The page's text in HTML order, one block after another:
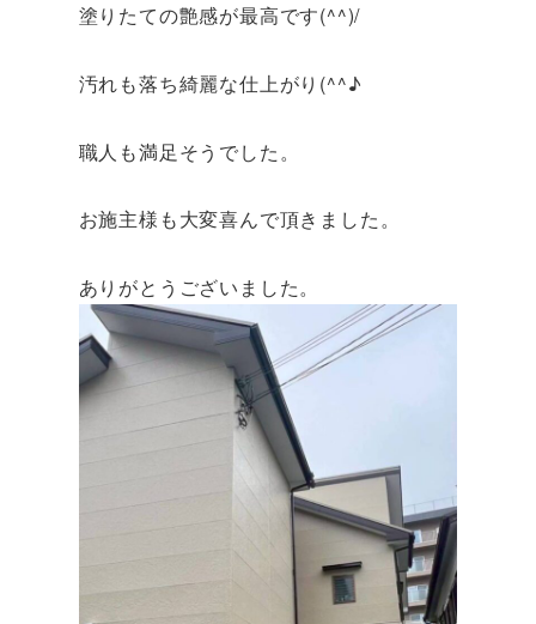
塗りたての艶感が最高です(^^)/
汚れも落ち綺麗な仕上がり(^^♪
職人も満足そうでした。
お施主様も大変喜んで頂きました。
ありがとうございました。